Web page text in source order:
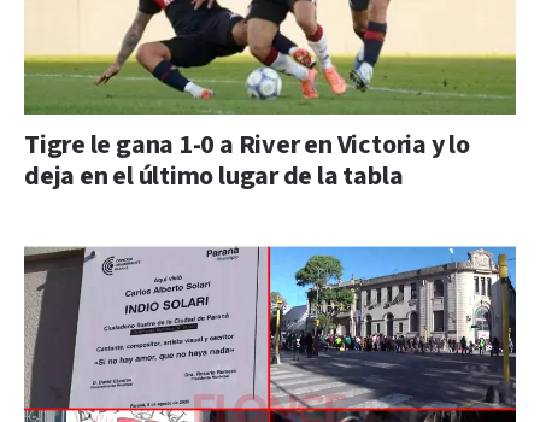
Tigre le gana 1-0 a River en Victoria y lo
deja en el último lugar de la tabla